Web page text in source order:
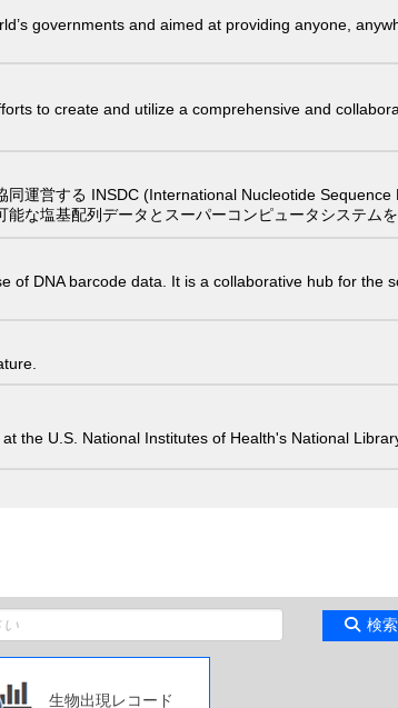
governments and aimed at providing anyone,
to create and utilize a comprehensive and
運営する INSDC (International Nucleotide
な塩基配列データとスーパーコンピュータシステムを
DNA barcode data. It is a collaborative hub for the
the U.S. National Institutes of Health's National
検索
生物出現レコード